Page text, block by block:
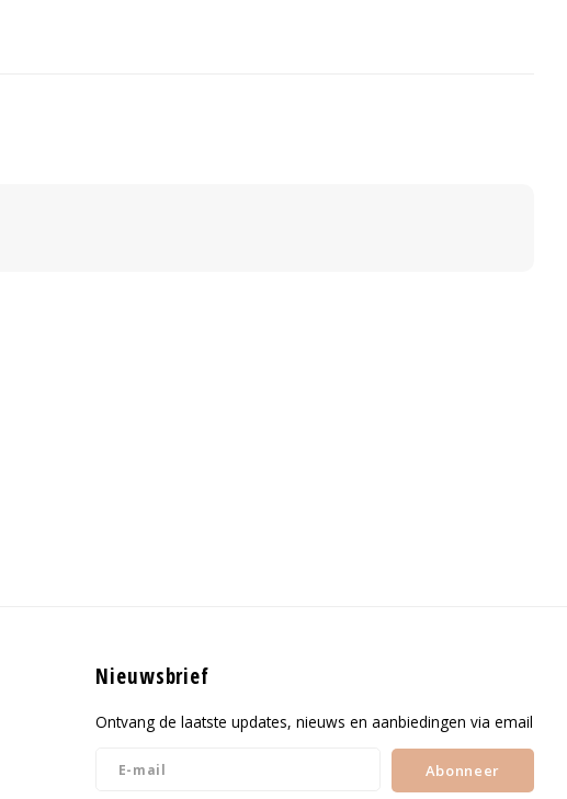
Nieuwsbrief
Ontvang de laatste updates, nieuws en aanbiedingen via email
Abonneer